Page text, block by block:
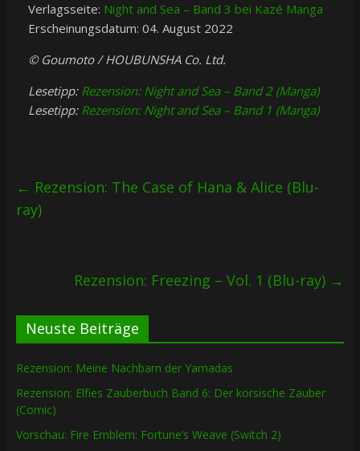
Verlagsseite: Night and Sea – Band 3 bei Kazé Manga
Erscheinungsdatum: 04. August 2022
© Goumoto / HOUBUNSHA Co. Ltd.
Lesetipp: Rezension: Night and Sea – Band 2 (Manga)
Lesetipp: Rezension: Night and Sea – Band 1 (Manga)
← Rezension: The Case of Hana & Alice (Blu-
ray)
Rezension: Freezing – Vol. 1 (Blu-ray) →
Neuste Beiträge
Rezension: Meine Nachbarn der Yamadas
Rezension: Elfies Zauberbuch Band 6: Der korsische Zauber
(Comic)
Vorschau: Fire Emblem: Fortune’s Weave (Switch 2)